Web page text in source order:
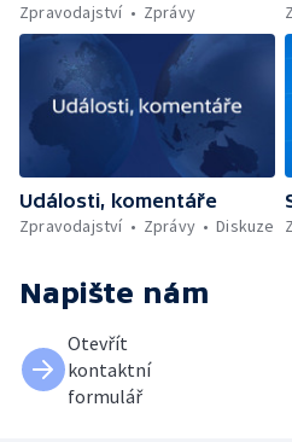
Zpravodajství
Zprávy
Události, komentáře
Zpravodajství
Zprávy Diskuze
Napište nám
Otevřít
kontaktní
formulář